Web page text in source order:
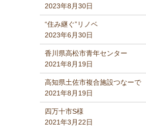
2023年8月30日
“住み継ぐ”リノベ
2023年6月30日
香川県高松市青年センター
2021年8月19日
高知県土佐市複合施設つなーで
2021年8月19日
四万十市S様
2021年3月22日